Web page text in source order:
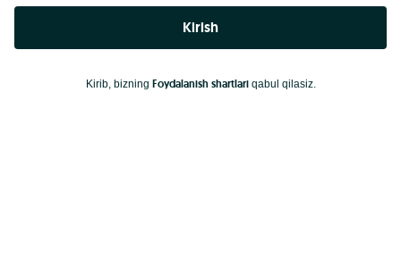
Kirish
Kirib, bizning Foydalanish shartlariqabul qilasiz.